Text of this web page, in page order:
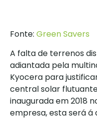
Fonte: Green Savers
A falta de terrenos
adiantada pela
Kyocera para
central solar
inaugurada em 2018
empresa, esta será